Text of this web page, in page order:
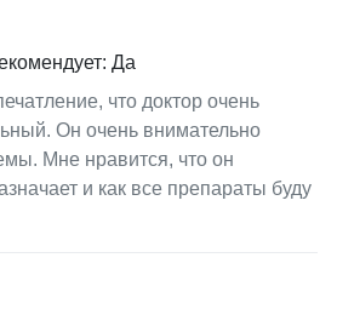
Да
что доктор очень
Он очень внимательно
Мне нравится, что он
и как все препараты буду